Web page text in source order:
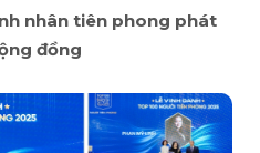
nhân tiên phong phát
đồng